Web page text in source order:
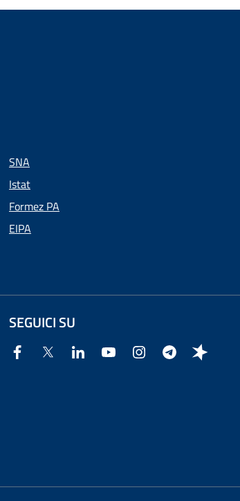
SNA
Istat
Formez PA
EIPA
SEGUICI SU